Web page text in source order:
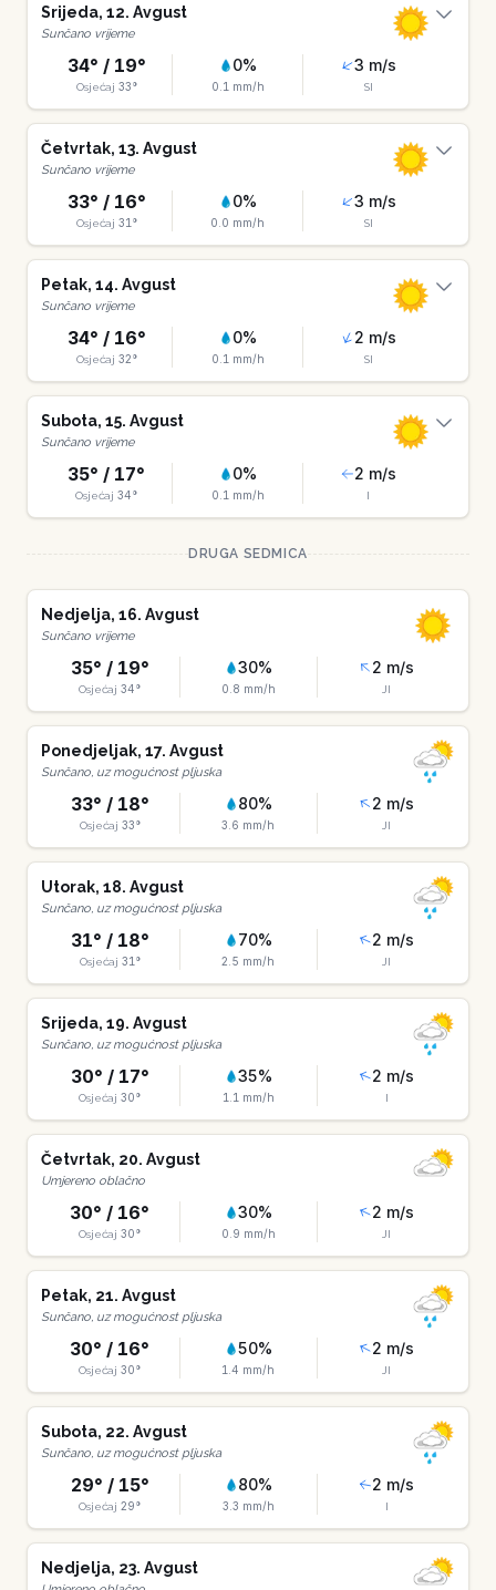
Srijeda, 12. Avgust
Sunčano vrijeme
34° / 19°
Osjećaj 33°
0%
0.1 mm/h
3 m/s
SI
Četvrtak, 13. Avgust
Sunčano vrijeme
33° / 16°
Osjećaj 31 °
0%
0.0 mm/h
3 m/s
SI
Petak, 14. Avgust
Sunčano vrijeme
34° / 16°
Osjećaj 32°
0%
0.1 mm/h
2 m/s
SI
Subota, 15. Avgust
Sunčano vrijeme
35° / 17°
Osjećaj 34°
0%
0.1 mm/h
2 m/s
I
DRUGA SEDMICA
Nedjelja, 16. Avgust
Sunčano vrijeme
35° / 19°
Osjećaj 34°
30%
0.8 mm/h
2 m/s
JI
Ponedjeljak, 17. Avgust
Sunčano, uz mogućnost pljuska
33° / 18°
Osjećaj 33°
80%
3.6 mm/h
2 m/s
JI
Utorak, 18. Avgust
Sunčano, uz mogućnost pljuska
31° / 18°
Osjećaj 31 °
70%
2.5 mm/h
2 m/s
JI
Srijeda, 19. Avgust
Sunčano, uz mogućnost pljuska
30° / 17°
Osjećaj 30°
35%
1.1 mm/h
2 m/s
I
Četvrtak, 20. Avgust
Umjereno oblačno
30° / 16°
Osjećaj 30°
30%
0.9 mm/h
2 m/s
JI
Petak, 21. Avgust
Sunčano, uz mogućnost pljuska
30° / 16°
Osjećaj 30°
50%
1.4 mm/h
2 m/s
JI
Subota, 22. Avgust
Sunčano, uz mogućnost pljuska
29° / 15°
Osjećaj 29°
80%
3.3 mm/h
2 m/s
I
Nedjelja, 23. Avgust